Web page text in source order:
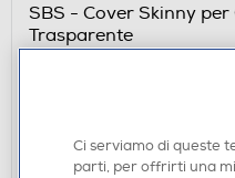
SBS - Cover Skinny per
Trasparente
Ritiro in negozio in 30'
Ci serviamo di queste
parti, per offrirti una